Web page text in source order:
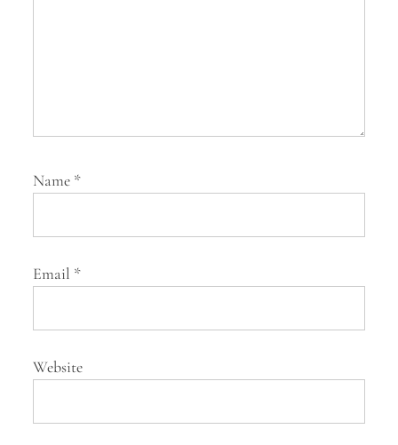
Name *
Email *
Website